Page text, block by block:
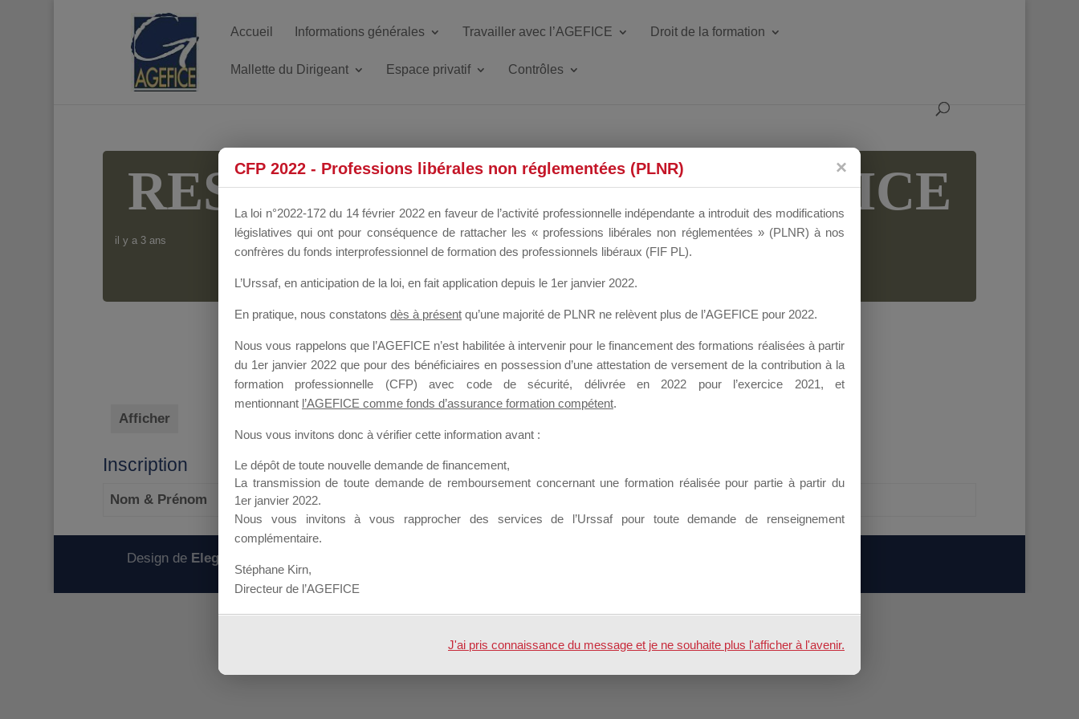
Accueil Informations générales Travailler avec l’AGEFICE Droit de la formation
Mallette du Dirigeant Espace privatif Contrôles
RESP EXPLOITATION AGEFICE
il y a 3 ans
Profil Groupes 2 Forums
Afficher
Inscription
Nom & Prénom
Design de Elegant Themes
CFP 2022 - Professions libérales non réglementées (PLNR)
La loi n°2022-172 du 14 février 2022 en faveur de l’activité professionnelle indépendante a introduit des modifications
législatives qui ont pour conséquence de rattacher les « professions libérales non réglementées » (PLNR) à nos
confrères du fonds interprofessionnel de formation des professionnels libéraux (FIF PL).
L’Urssaf, en anticipation de la loi, en fait application depuis le 1er janvier 2022.
En pratique, nous constatons dès à présent qu’une majorité de PLNR ne relèvent plus de l’AGEFICE pour 2022.
Nous vous rappelons que l’AGEFICE n’est habilitée à intervenir pour le financement des formations réalisées à partir
du 1er janvier 2022 que pour des bénéficiaires en possession d’une attestation de versement de la contribution à la
formation professionnelle (CFP) avec code de sécurité, délivrée en 2022 pour l’exercice 2021, et
mentionnant l’AGEFICE comme fonds d’assurance formation compétent.
Nous vous invitons donc à vérifier cette information avant :
Le dépôt de toute nouvelle demande de financement,
La transmission de toute demande de remboursement concernant une formation réalisée pour partie à partir du
1er janvier 2022.
Nous vous invitons à vous rapprocher des services de l’Urssaf pour toute demande de renseignement
complémentaire.
Stéphane Kirn,
Directeur de l’AGEFICE
J'ai pris connaissance du message et je ne souhaite plus l'afficher à l'avenir.